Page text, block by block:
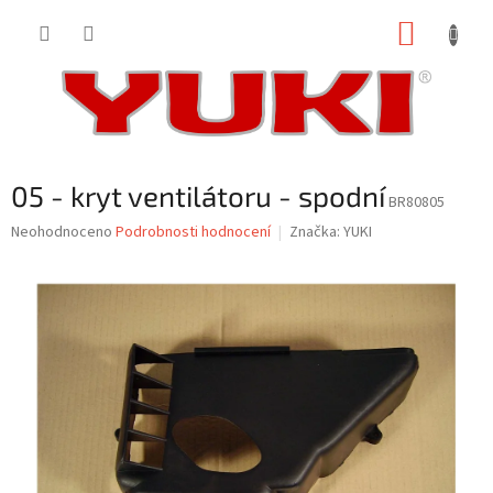
05 - kryt ventilátoru - spodníBR80805
Průměrné
Neohodnoceno Podrobnosti hodnocení Značka: YUKI